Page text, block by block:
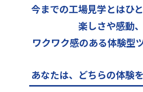
今までの工場見学とはひと
楽しさや感動、
ワクワク感のある体験型ツ
あなたは、どちらの体験